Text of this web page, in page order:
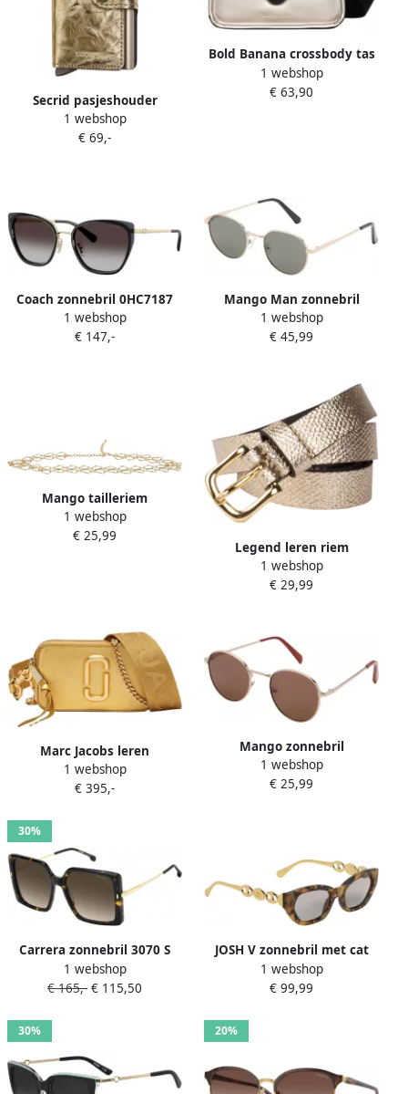
Secrid pasjeshouder
Miniwallet Crunch
goudkleurig
1 webshop
€ 69,-
Bold Banana crossbody tas
Beyond Bold goudkleurig
1 webshop
€ 63,90
Coach zonnebril 0HC7187
goudkleurig
1 webshop
€ 147,-
Mango Man zonnebril
goudkleurig
1 webshop
€ 45,99
Mango tailleriem
goudkleurig
1 webshop
€ 25,99
Legend leren riem
goudkleurig
1 webshop
€ 29,99
Marc Jacobs leren
crossbody tas The Snapshot
goudkleurig
1 webshop
€ 395,-
Mango zonnebril
goudkleurig
1 webshop
€ 25,99
30%
Carrera zonnebril 3070 S
met tortoise print
goudkleurig
1 webshop
€ 165,- € 115,50
JOSH V zonnebril met cat
eye goudkleurig
1 webshop
€ 99,99
30% 20%